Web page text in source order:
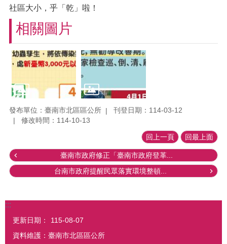
社區大小，乎「乾」啦！
相關圖片
發布單位：臺南市北區區公所
刊登日期：114-03-12
修改時間：114-10-13
回上一頁 回最上面
臺南市政府修正「臺南市政府登革...
台南市政府提醒民眾落實環境整頓...
:::
更新日期：
115-08-07
資料維護：臺南市北區區公所